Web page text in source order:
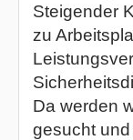
Steigender
zu
Da werden
gesucht